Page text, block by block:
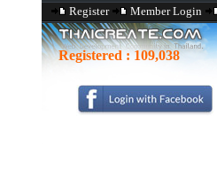
Register Member Login
Registered : 109,038